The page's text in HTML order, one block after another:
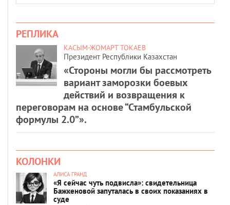
РЕПЛИКА
КАСЫМ-ЖОМАРТ ТОКАЕВ
Президент Республики Казахстан
«Стороны могли бы рассмотреть
вариант заморозки боевых
действий и возвращения к
переговорам на основе “Стамбульской
формулы 2.0”».
КОЛОНКИ
АЛИСА ГРАНД
«Я сейчас чуть подвисла»: свидетельница
Бажкеновой запуталась в своих показаниях в
суде